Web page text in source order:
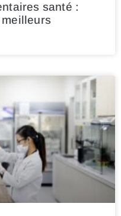
santé :